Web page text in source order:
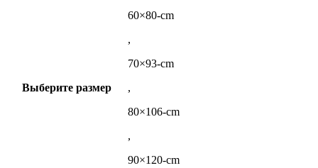
Выберите размер
60×80-cm
,
70×93-cm
,
80×106-cm
,
90×120-cm